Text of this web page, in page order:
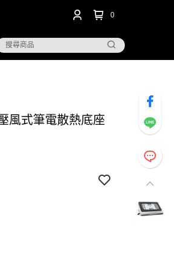
0
風式筆電散熱底座